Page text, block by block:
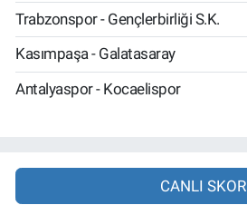
Trabzonspor - Gençlerbirliği S.K.
Kasımpaşa - Galatasaray
Antalyaspor - Kocaelispor
CANLI SKOR